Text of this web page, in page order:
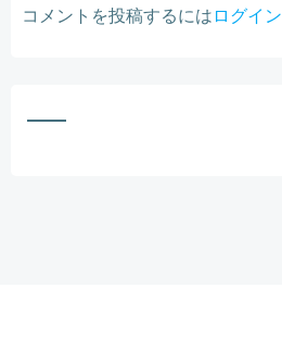
コメントを投稿するにはログイン